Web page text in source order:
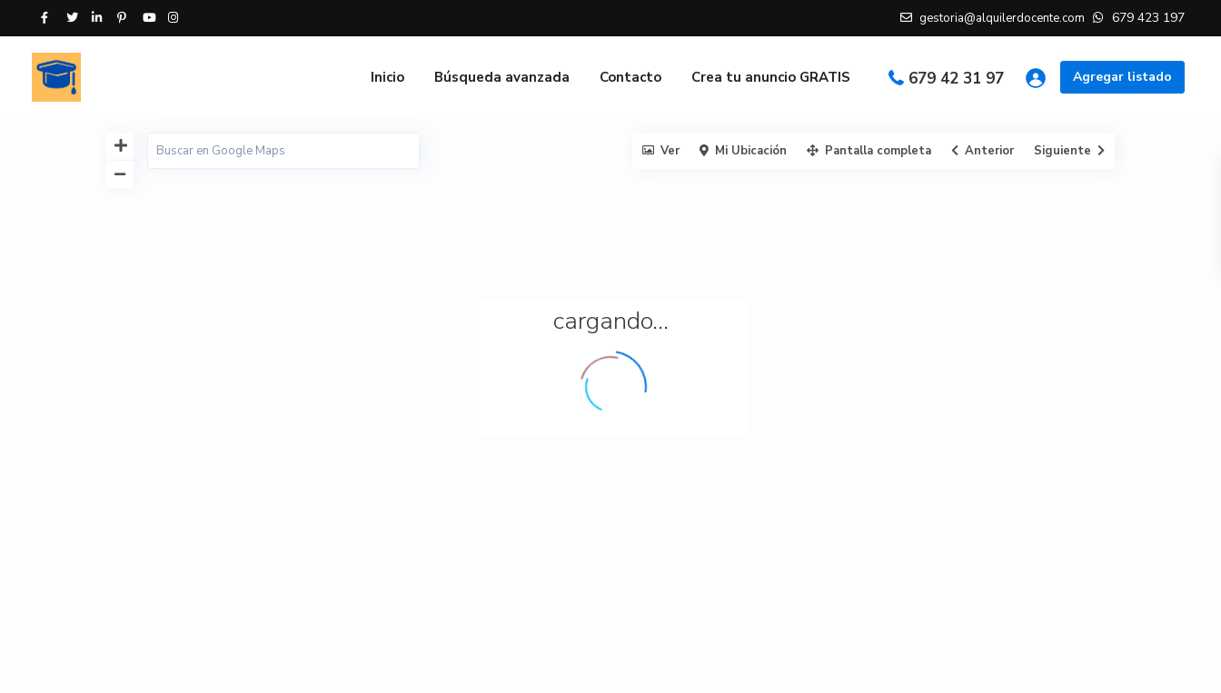
gestoria@alquilerdocente.com 679 423 197
Agregar listado
679 42 31 97
Inicio Búsqueda avanzada Contacto Crea tu anuncio GRATIS
cargando...
Ver Mi Ubicación Pantalla completa Anterior Siguiente